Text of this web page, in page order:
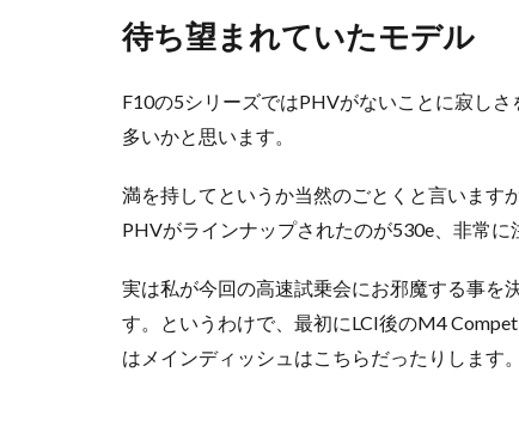
待ち望まれていたモデル
F10の5シリーズではPHVがないことに寂し
多いかと思います。
満を持してというか当然のごとくと言います
PHVがラインナップされたのが530e、非常に
実は私が今回の高速試乗会にお邪魔する事を
す。というわけで、最初にLCI後のM4
はメインディッシュはこちらだったりします。